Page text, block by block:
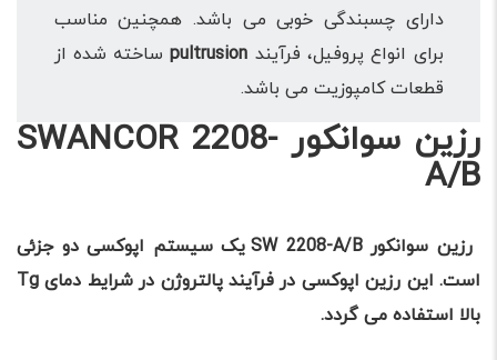
دارای چسبندگی خوبی می باشد. همچنین مناسب
برای انواع پروفیل، فرآیند
ساخته شده از
قطعات کامپوزیت می باشد.
رزین سوانکور SWANCOR 2208-
A/B
رزین سوانکور SW 2208-A/B یک سیستم اپوکسی دو جزئی
است. این رزین اپوکسی در فرآیند پالتروژن در شرایط دمای Tg
بالا استفاده می گردد.